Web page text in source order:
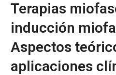
Terapias
inducción
Aspectos
aplicaciones